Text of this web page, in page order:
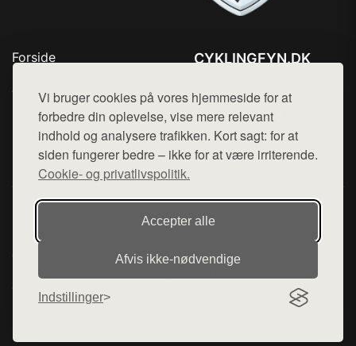
Vi bruger cookies på vores hjemmeside for at
forbedre din oplevelse, vise mere relevant
indhold og analysere trafikken. Kort sagt: for at
siden fungerer bedre – ikke for at være irriterende.
Cookie- og privatlivspolitik.
Accepter alle
Afvis ikke‑nødvendige
Indstillinger
Forside
Top Rabatter
Blog
Kontakt
CYKLINGFYN.DK
Mail: hej@want.dk
Cookie- og privatlivspolitik
Denne side er en del af want.dk, der udgiver en række
hjemmesider med præsentation af forskellige produkter fra
diverse webshops. Der sælges ikke varer fra denne side - vi
varerne på lager.